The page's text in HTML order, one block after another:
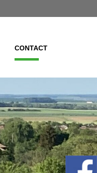
CONTACT